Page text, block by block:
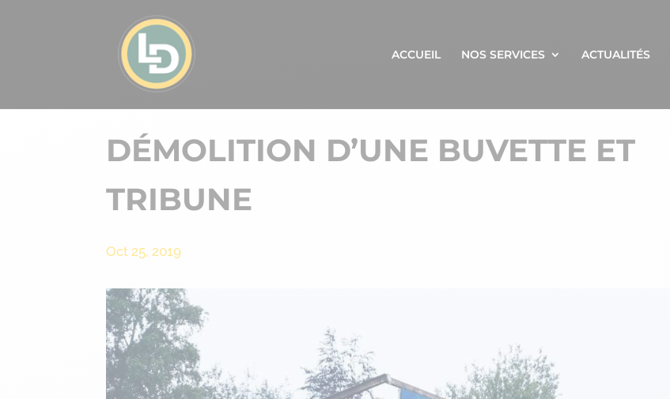
ACCUEIL NOS SERVICES ACTUALITÉS
DÉMOLITION D’UNE BUVETTE ET
TRIBUNE
Oct 25, 2019